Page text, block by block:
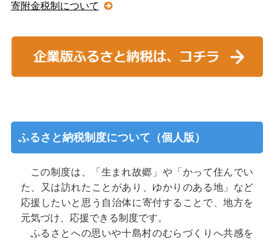
寄附金税制について
ふるさと納税制度について（個人版）
この制度は、「生まれ故郷」や「かって住んでい
た、又は訪れたことがあり、ゆかりのある地」など
応援したいと思う自治体に寄付することで、地方を
元気づけ、応援できる制度です。
ふるさとへの思いや十島村のむらづくりへ共感を